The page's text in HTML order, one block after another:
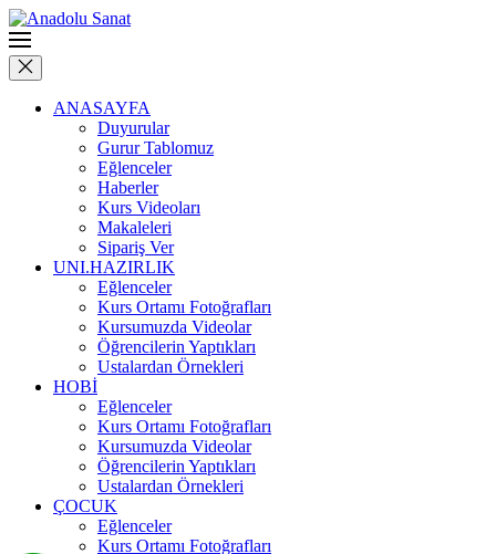
ANASAYFA
Duyurular
Gurur Tablomuz
Eğlenceler
Haberler
Kurs Videoları
Makaleleri
Sipariş Ver
UNI.HAZIRLIK
Eğlenceler
Kurs Ortamı Fotoğrafları
Kursumuzda Videolar
Öğrencilerin Yaptıkları
Ustalardan Örnekleri
HOBİ
Eğlenceler
Kurs Ortamı Fotoğrafları
Kursumuzda Videolar
Öğrencilerin Yaptıkları
Ustalardan Örnekleri
ÇOCUK
Eğlenceler
Kurs Ortamı Fotoğrafları